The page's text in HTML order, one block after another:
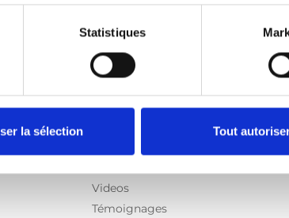
Statistiques
la sélection Tout
Information
Videos
Témoignages